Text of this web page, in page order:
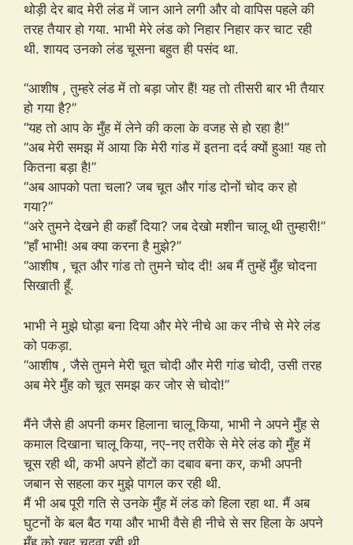
थोड़ी देर बाद मेरी लंड में जान आने लगी और वो वापिस पहले की
तरह तैयार हो गया. भाभी मेरे लंड को निहार निहार कर चाट रही
थी. शायद उनको लंड चूसना बहुत ही पसंद था.
“आशीष , तुम्हरे लंड में तो बड़ा जोर हैं! यह तो तीसरी बार भी तैयार
हो गया है?”
“यह तो आप के मुँह में लेने की कला के वजह से हो रहा है!”
“अब मेरी समझ में आया कि मेरी गांड में इतना दर्द क्यों हुआ! यह तो
कितना बड़ा है!”
“अब आपको पता चला? जब चूत और गांड दोनों चोद कर हो
गया?”
“अरे तुमने देखने ही कहाँ दिया? जब देखो मशीन चालू थी तुम्हारी!”
“हाँ भाभी! अब क्या करना है मुझे?”
“आशीष , चूत और गांड तो तुमने चोद दी! अब मैं तुम्हें मुँह चोदना
सिखाती हूँ.
भाभी ने मुझे घोड़ा बना दिया और मेरे नीचे आ कर नीचे से मेरे लंड
को पकड़ा.
“आशीष , जैसे तुमने मेरी चूत चोदी और मेरी गांड चोदी, उसी तरह
अब मेरे मुँह को चूत समझ कर जोर से चोदो!”
मैंने जैसे ही अपनी कमर हिलाना चालू किया, भाभी ने अपने मुँह से
कमाल दिखाना चालू किया, नए-नए तरीके से मेरे लंड को मुँह में
चूस रही थी, कभी अपने होंटों का दबाव बना कर, कभी अपनी
जबान से सहला कर मुझे पागल कर रही थी.
मैं भी अब पूरी गति से उनके मुँह में लंड को हिला रहा था. मैं अब
घुटनों के बल बैठ गया और भाभी वैसे ही नीचे से सर हिला के अपने